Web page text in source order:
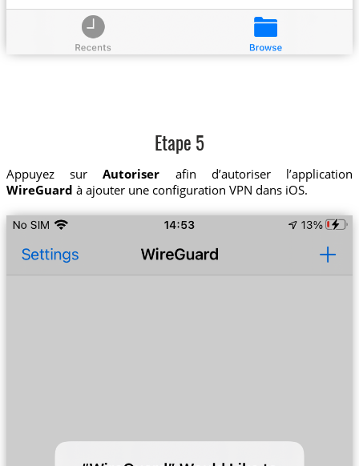
Etape 5
Appuyez surAutoriser afin d’autoriser l’application
WireGuard à ajouter une configuration VPN dans iOS.